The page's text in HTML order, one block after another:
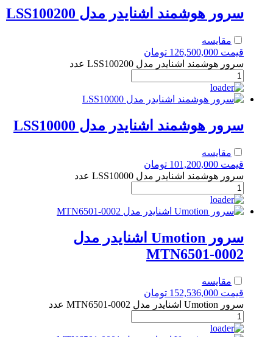
سرور هوشمند اشنایدر مدل LSS100200
مقایسه
قیمت 126,500,000 تومان
سرور هوشمند اشنایدر مدل LSS100200 عدد
سرور هوشمند اشنایدر مدل LSS10000
مقایسه
قیمت 101,200,000 تومان
سرور هوشمند اشنایدر مدل LSS10000 عدد
سرور Umotion اشنایدر مدل
MTN6501-0002
مقایسه
قیمت 152,536,000 تومان
سرور Umotion اشنایدر مدل MTN6501-0002 عدد